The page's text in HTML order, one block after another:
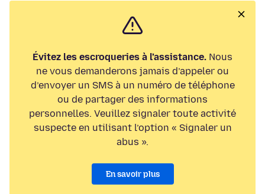
Évitez les escroqueries à l’assistance. Nous
ne vous demanderons jamais d’appeler ou
d’envoyer un SMS à un numéro de téléphone
ou de partager des informations
personnelles. Veuillez signaler toute activité
suspecte en utilisant l’option « Signaler un
abus ».
En savoir plus